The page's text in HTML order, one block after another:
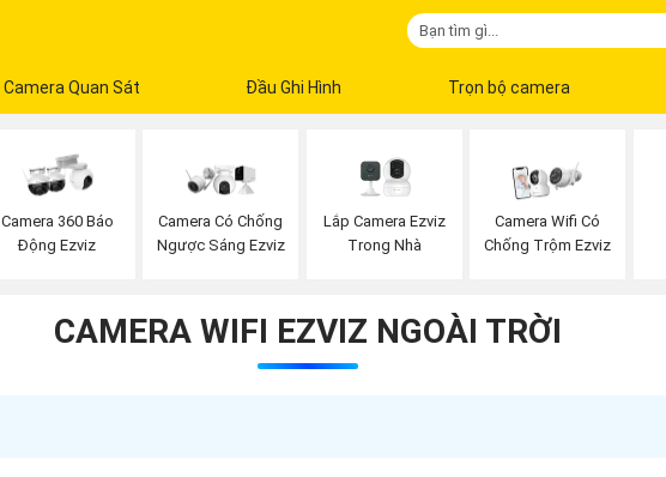
Camera Quan Sát Đầu Ghi Hình Trọn bộ camera
Camera 360 Báo
Động Ezviz
Camera Có Chống
Ngược Sáng Ezviz
Lắp Camera Ezviz
Trong Nhà
Camera Wifi Có
Chống Trộm Ezviz
CAMERA WIFI EZVIZ NGOÀI TRỜI